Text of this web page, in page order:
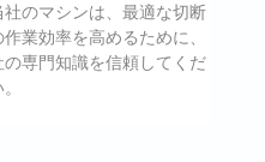
のマシンは、最適な切断
業効率を高めるために、
の専門知識を信頼してくだ